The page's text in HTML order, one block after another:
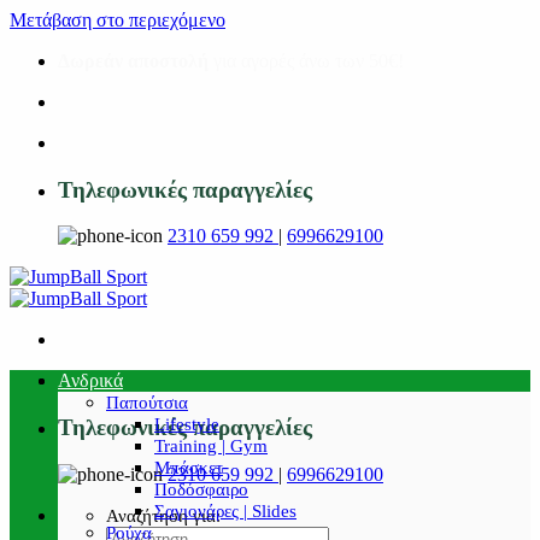
Μετάβαση στο περιεχόμενο
Τηλεφωνικές παραγγελίες
2310 659 992 | 6996629100
Τηλεφωνικές παραγγελίες
2310 659 992 | 6996629100
Αναζήτηση για:
Ανδρικά
Παπούτσια
Lifestyle
Training | Gym
Μπάσκετ
Ποδόσφαιρο
Σαγιονάρες | Slides
Ρούχα